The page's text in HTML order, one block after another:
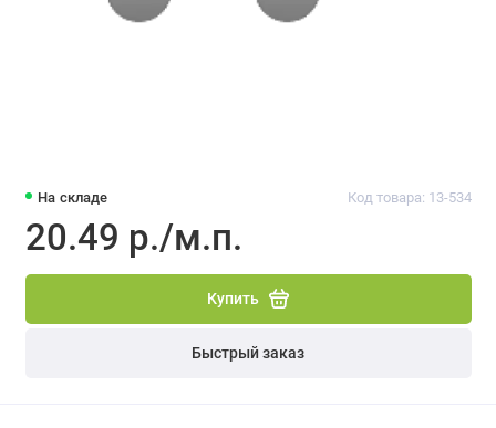
На складе Код товара: 13-534
20.49 р./м.п.
Купить
Быстрый заказ